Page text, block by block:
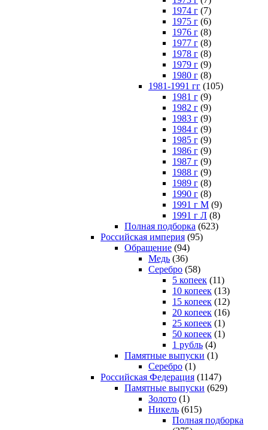
1974 г (7)
1975 г (6)
1976 г (8)
1977 г (8)
1978 г (8)
1979 г (9)
1980 г (8)
1981-1991 гг (105)
1981 г (9)
1982 г (9)
1983 г (9)
1984 г (9)
1985 г (9)
1986 г (9)
1987 г (9)
1988 г (9)
1989 г (8)
1990 г (8)
1991 г М (9)
1991 г Л (8)
Полная подборка (623)
Российская империя (95)
Обращение (94)
Медь (36)
Серебро (58)
5 копеек (11)
10 копеек (13)
15 копеек (12)
20 копеек (16)
25 копеек (1)
50 копеек (1)
1 рубль (4)
Памятные выпуски (1)
Серебро (1)
Российская Федерация (1147)
Памятные выпуски (629)
Золото (1)
Никель (615)
Полная подборка